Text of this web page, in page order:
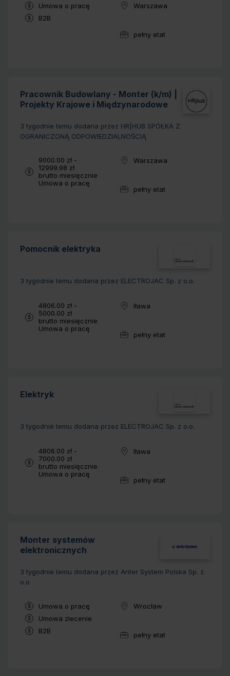
Typ umowy:
Umowa o pracę
Typ umowy:
B2B
Lokalizacja:
Warszawa
Wymiar pracy:
pełny etat
Pracownik Budowlany - Monter (k/m) |
Projekty Krajowe i Międzynarodowe
3 tygodnie temu dodana przez HR|HUB SPÓŁKA Z
OGRANICZONĄ ODPOWIEDZIALNOŚCIĄ
Wynagrodzenie:
9000.00 zł -
12999.98 zł
brutto miesięcznie
Typ umowy:
Umowa o pracę
Lokalizacja:
Warszawa
Wymiar pracy:
pełny etat
Pomocnik elektryka
3 tygodnie temu dodana przez ELECTROJAC Sp. z o.o.
Wynagrodzenie:
4806.00 zł -
5000.00 zł
brutto miesięcznie
Typ umowy:
Umowa o pracę
Lokalizacja:
Iława
Wymiar pracy:
pełny etat
Elektryk
3 tygodnie temu dodana przez ELECTROJAC Sp. z o.o.
Wynagrodzenie:
4806.00 zł -
7000.00 zł
brutto miesięcznie
Typ umowy:
Umowa o pracę
Lokalizacja:
Iława
Wymiar pracy:
pełny etat
Monter systemów
elektronicznych
3 tygodnie temu dodana przez Anter System Polska Sp. z.
o.o
Typ umowy:
Umowa o pracę
Typ umowy:
Umowa zlecenie
Typ umowy:
B2B
Lokalizacja:
Wrocław
Wymiar pracy:
pełny etat